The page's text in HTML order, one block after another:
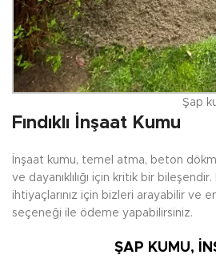
Şap
Fındıklı İnşaat Kumu
İnşaat kumu, temel atma, beton
ve dayanıklılığı için kritik bir
ihtiyaçlarınız için bizleri arayabilir ve
seçeneği ile ödeme yapabilirsiniz.
ŞAP KUMU,